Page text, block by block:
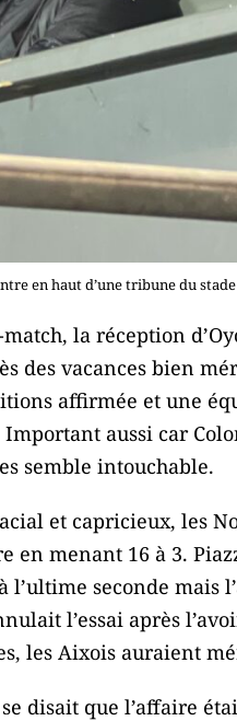
en haut d’une tribune du
la réception
des vacances bien
affirmée et une
aussi car
semble intouchable.
et capricieux, les
en menant 16 à 3.
seconde mais
l’essai après
les Aixois auraient
disait que l’affaire